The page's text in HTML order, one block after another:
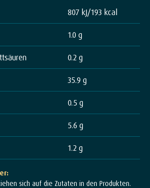
807 kJ/193 kcal
1.0 g
0.2 g
35.9 g
0.5 g
5.6 g
1.2 g
sich auf die Zutaten in den Produkten.